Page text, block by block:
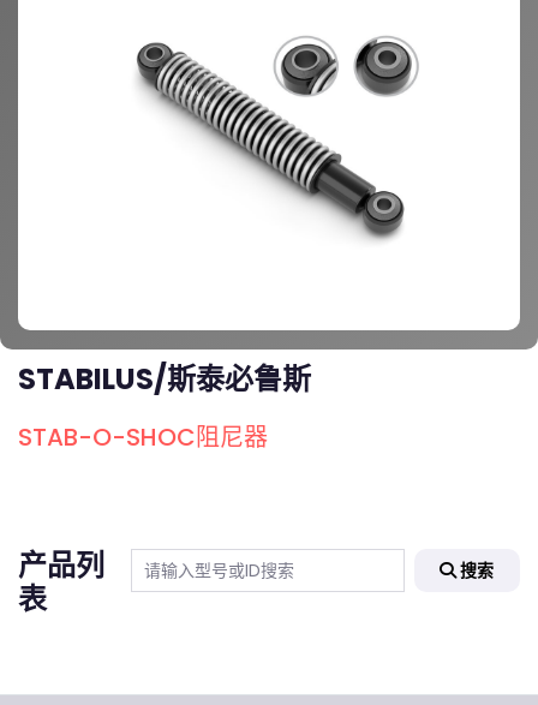
STABILUS/斯泰必鲁斯
STAB-O-SHOC阻尼器
产品列
表
搜索